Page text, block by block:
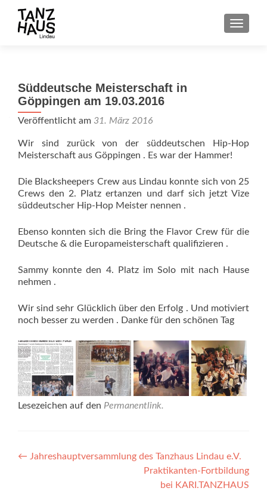
Süddeutsche Meisterschaft in
Göppingen am 19.03.2016
Veröffentlicht am 31. März 2016
Wir sind zurück von der süddeutschen Hip-Hop
Meisterschaft aus Göppingen . Es war der Hammer!
Die Blacksheepers Crew aus Lindau konnte sich von 25
Crews den 2. Platz ertanzen und darf sich jetzt Vize
süddeutscher Hip-Hop Meister nennen .
Ebenso konnten sich die Bring the Flavor Crew für die
Deutsche & die Europameisterschaft qualifizieren .
Sammy konnte den 4. Platz im Solo mit nach Hause
nehmen .
Wir sind sehr Glücklich über den Erfolg . Und motiviert
noch besser zu werden . Danke für den schönen Tag
Lesezeichen auf den Permanentlink.
Beitragsnavigation
← Jahreshauptversammlung des Tanzhaus Lindau e.V.
Praktikanten-Fortbildung
bei KARI.TANZHAUS